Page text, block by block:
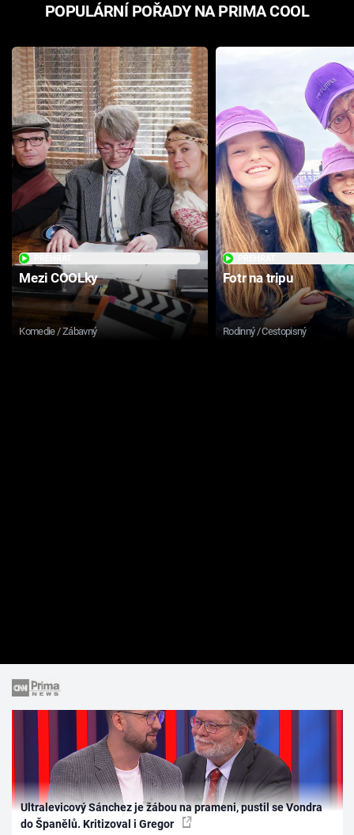
POPULÁRNÍ POŘADY NA PRIMA COOL
Mezi COOLky
Komedie / Zábavný
Fotr na tripu
Rodinný / Cestopisný
Ultralevicový Sánchez je žábou na prameni, pustil se Vondra
do Španělů. Kritizoval i Gregor